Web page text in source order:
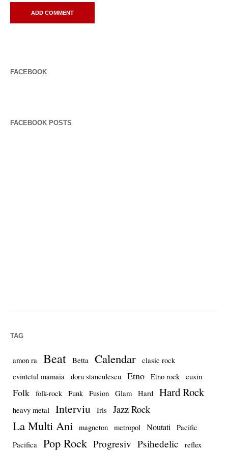
FACEBOOK
FACEBOOK POSTS
TAG
amon ra Beat Betta Calendar
clasic rock
cvintetul mamaia
doru stanculescu Etno Etno rock euxin
Folk folk-rock Funk Fusion Glam Hard Hard Rock
heavy metal Interviu Iris Jazz Rock
La Multi Ani magneton metropol Noutati
Pacific
Pacifica
Pop Rock Progresiv Psihedelic reflex